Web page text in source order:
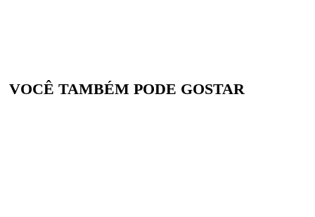
VOCÊ TAMBÉM PODE GOSTAR